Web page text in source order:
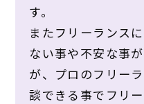
す。
またフリーランス
ない事や不安な事
が、プロのフリー
談できる事でフリ